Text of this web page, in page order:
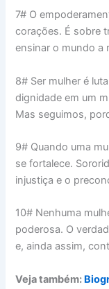
7# O
corações. É sobre
ensinar o mundo a
8# Ser mulher é
dignidade em um
Mas seguimos,
9# Quando uma
se fortalece.
injustiça e o
10# Nenhuma
poderosa. O
e, ainda assim,
Veja também: